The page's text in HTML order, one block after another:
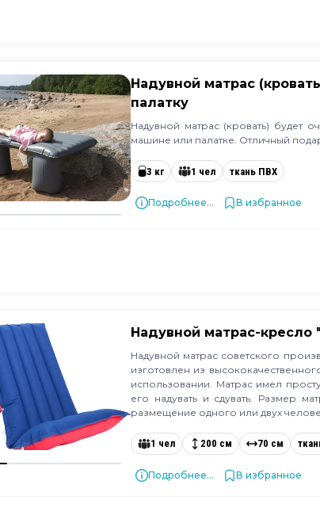
Надувной матрас
палатку
Надувной матрас (кровать) будет
машине или палатке. Отличный
3 кг 1 чел ткань ПВХ
Подробнее... В избранное
Надувной матрас-
Надувной матрас советского
изготовлен из
использовании. Матрас имел
его надувать и сдувать. Размер
размещение одного или двух
1 чел 200 см 70 см
Подробнее... В избранное